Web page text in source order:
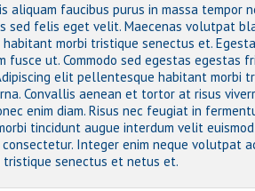
aliquam faucibus purus in massa tempor
sed felis eget velit. Maecenas volutpat
morbi tristique senectus et.
fusce ut. Commodo sed egestas egestas
elit pellentesque habitant morbi
Convallis aenean et tortor at risus
enim diam. Risus nec feugiat in
tincidunt augue interdum velit
Integer enim neque volutpat
tristique senectus et netus et.